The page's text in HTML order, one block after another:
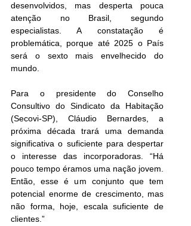
desenvolvidos, mas desperta pouca
atenção no Brasil, segundo
especialistas. A constatação é
problemática, porque até 2025 o País
será o sexto mais envelhecido do
mundo.
Para o presidente do Conselho
Consultivo do Sindicato da Habitação
(Secovi-SP), Cláudio Bernardes, a
próxima década trará uma demanda
significativa o suficiente para despertar
o interesse das incorporadoras. “Há
pouco tempo éramos uma nação jovem.
Então, esse é um conjunto que tem
potencial enorme de crescimento, mas
não forma, hoje, escala suficiente de
clientes.”